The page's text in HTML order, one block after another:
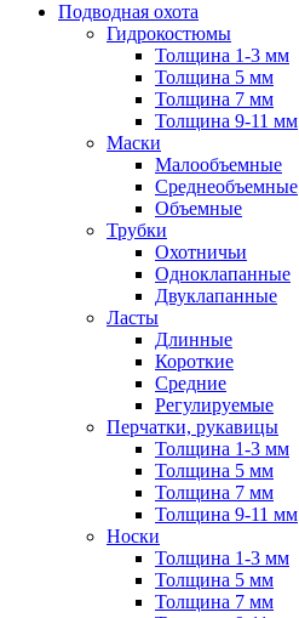
Подводная охота
Гидрокостюмы
Толщина 1-3 мм
Толщина 5 мм
Толщина 7 мм
Толщина 9-11 мм
Маски
Малообъемные
Среднеобъемные
Объемные
Трубки
Охотничьи
Одноклапанные
Двуклапанные
Ласты
Длинные
Короткие
Средние
Регулируемые
Перчатки, рукавицы
Толщина 1-3 мм
Толщина 5 мм
Толщина 7 мм
Толщина 9-11 мм
Носки
Толщина 1-3 мм
Толщина 5 мм
Толщина 7 мм